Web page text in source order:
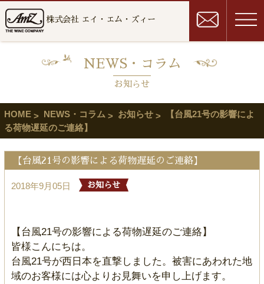
株式会社 エイ・エム・ズィー
NEWS・コラム
お知らせ
HOME NEWS・コラム お知らせ
【台風21号の影響によ
る荷物遅延のご連絡】
【台風21号の影響による荷物遅延のご連絡】
2018年9月05日 お知らせ
【台風21号の影響による荷物遅延のご連絡】
皆様こんにちは。
台風21号が西日本を直撃しました。被害にあわれた地
域のお客様には心よりお見舞いを申し上げます。